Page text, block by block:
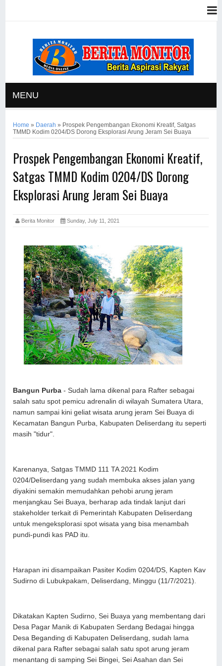
MENU
Home » Daerah » Prospek Pengembangan Ekonomi Kreatif, Satgas
TMMD Kodim 0204/DS Dorong Eksplorasi Arung Jeram Sei Buaya
Prospek Pengembangan Ekonomi Kreatif,
Satgas TMMD Kodim 0204/DS Dorong
Eksplorasi Arung Jeram Sei Buaya
Berita Monitor Sunday, July 11, 2021
Bangun Purba - Sudah lama dikenal para Rafter sebagai
salah satu spot pemicu adrenalin di wilayah Sumatera Utara,
namun sampai kini geliat wisata arung jeram Sei Buaya di
Kecamatan Bangun Purba, Kabupaten Deliserdang itu seperti
masih "tidur".
Karenanya, Satgas TMMD 111 TA 2021 Kodim
0204/Deliserdang yang sudah membuka akses jalan yang
diyakini semakin memudahkan pehobi arung jeram
menjangkau Sei Buaya, berharap ada tindak lanjut dari
stakeholder terkait di Pemerintah Kabupaten Deliserdang
untuk mengeksplorasi spot wisata yang bisa menambah
pundi-pundi kas PAD itu.
Harapan ini disampaikan Pasiter Kodim 0204/DS, Kapten Kav
Sudirno di Lubukpakam, Deliserdang, Minggu (11/7/2021).
Dikatakan Kapten Sudirno, Sei Buaya yang membentang dari
Desa Pagar Manik di Kabupaten Serdang Bedagai hingga
Desa Beganding di Kabupaten Deliserdang, sudah lama
dikenal para Rafter sebagai salah satu spot arung jeram
menantang di samping Sei Bingei, Sei Asahan dan Sei